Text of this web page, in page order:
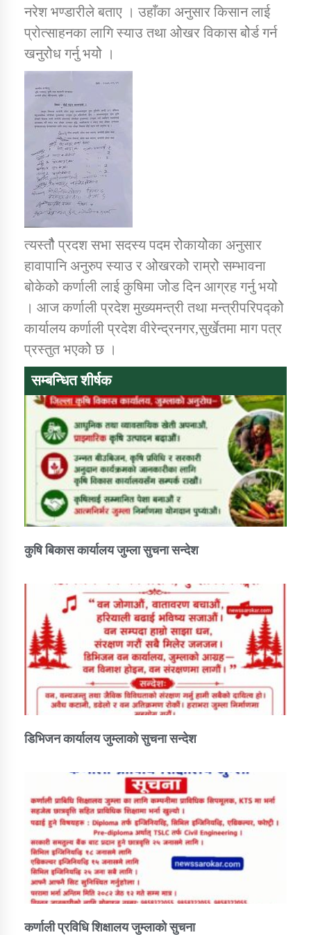
तातोपानी गाउँपालिकाको न्यायिक समिति सम्बन्धी सन्देश
तातोपानी गाउँपालिका जुम्लाको महिला तथा लैङ्गिक हिंसा
सम्बन्धी सूचना सन्देश
तातोपानी गाउँपालिका जुम्लाको महिनावारी सम्बन्धिकाे
सन्देश
तातोपानी गाउँपालिका जुम्लाको सूचना
तातोपानी गाउँपालिका जुम्लाको सूचना
नरेश भण्डारीले बताए । उहाँका अनुसार किसान लाई
प्रोत्साहनका लागि स्याउ तथा ओेखर विकास बोेर्ड गर्न
खनुरोेध गर्नु भयोे ।
त्यस्तौैै प्रदश सभा सदस्य पदम रोेकायोेका अनुसार
हावापानि अनुरुप स्याउ र ओेखरकोे राम्रोे सम्भावना
बोकेकोे कर्णाली लाई कुषिमा जोेड दिन आग्रह गर्नु भयोे
। आज कर्णाली प्रदेश मुख्यमन्त्री तथा मन्त्रीपरिपद्कोे
कार्यालय कर्णाली प्रदेश वीरेन्द्रनगर,सुर्खेतमा माग पत्र
प्रस्तुत भएकोे छ ।
सम्बन्धित शीर्षक
कुषि बिकास कार्यालय जुम्ला सुचना सन्देश
डिभिजन कार्यालय जुम्लाको सुचना सन्देश
कर्णाली प्रविधि शिक्षालय जुम्लाको सुचना